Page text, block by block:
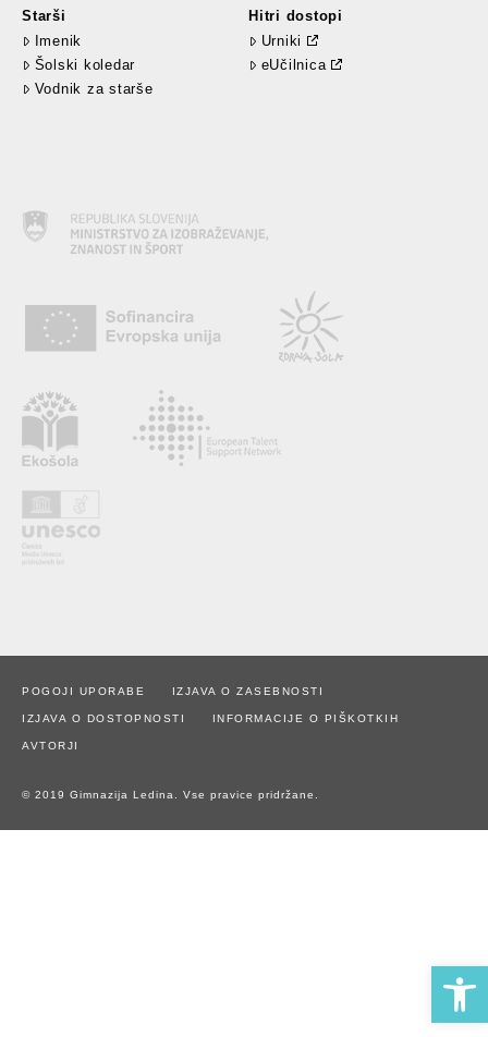
Starši
Imenik
Šolski koledar
Vodnik za starše
Hitri dostopi
Urniki
eUčilnica
POGOJI UPORABE IZJAVA O ZASEBNOSTI
IZJAVA O DOSTOPNOSTI INFORMACIJE O PIŠKOTKIH
AVTORJI
© 2019 Gimnazija Ledina. Vse pravice pridržane.